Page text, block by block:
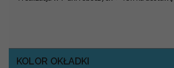
KOLOR OKŁADKI